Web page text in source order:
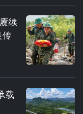
续
传
载